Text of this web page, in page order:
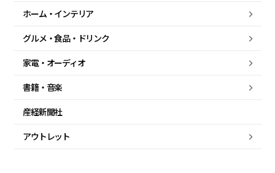
ホーム・ インテリア
グルメ・食品・ ドリンク
家電・ オーディオ
書籍・音楽
産経新聞社
アウトレット